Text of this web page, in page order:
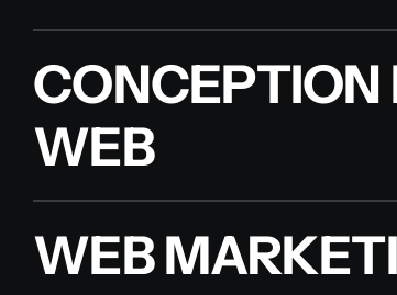
CONCEPTION
WEB
WEB